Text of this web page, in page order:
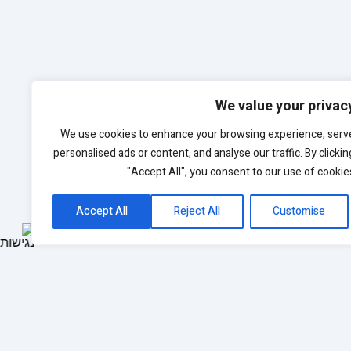
We value your
We use cookies to enhance your browsing experience,
personalised ads or content, and analyse our traffic. By
"Accept All", you consent to our use of
Customise
Reject All
Accept All